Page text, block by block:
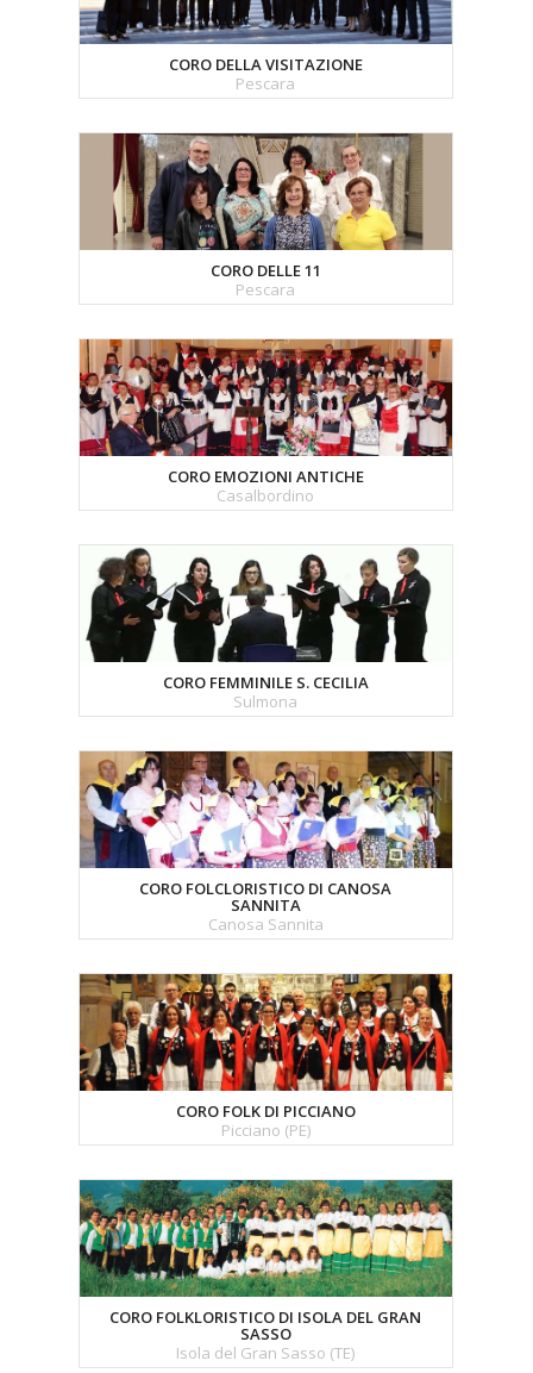
CORO DELLA VISITAZIONE
Pescara
CORO DELLE 11
Pescara
CORO EMOZIONI ANTICHE
Casalbordino
CORO FEMMINILE S. CECILIA
Sulmona
CORO FOLCLORISTICO DI CANOSA
SANNITA
Canosa Sannita
CORO FOLK DI PICCIANO
Picciano (PE)
CORO FOLKLORISTICO DI ISOLA DEL GRAN
SASSO
Isola del Gran Sasso (TE)